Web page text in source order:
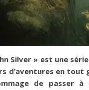
Silver » est une
d’aventures en
de passer à